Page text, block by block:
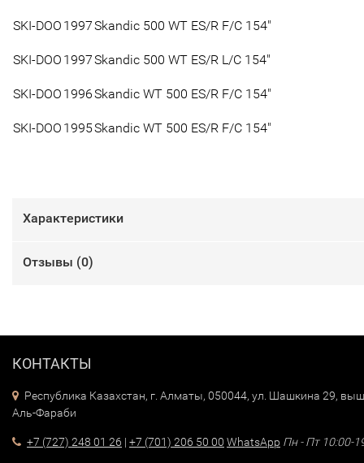
SKI-DOO 1997Skandic 500 WT ES/R F/C 154"
SKI-DOO 1997Skandic 500 WT ES/R L/C 154"
SKI-DOO 1996Skandic WT 500 ES/R F/C 154"
SKI-DOO 1995Skandic WT 500 ES/R F/C 154"
Характеристики
Отзывы (0)
КОНТАКТЫ
Республика Казахстан, г. Алматы, 050044, ул. Шашкина 29,
Аль-Фараби
+7 (727) 248 01 26 | +7 (701) 206 50 00 WhatsApp Пн - Пт 10:00-